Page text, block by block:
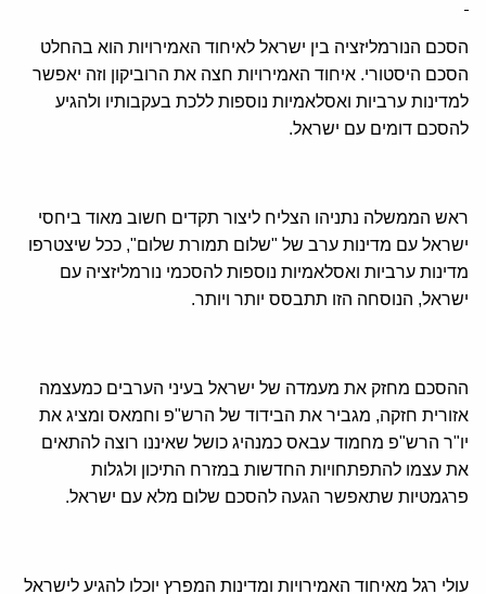
הסכם הנורמליזציה בין ישראל לאיחוד האמירויות הוא בהחלט
הסכם היסטורי. איחוד האמירויות חצה את הרוביקון וזה יאפשר
למדינות ערביות ואסלאמיות נוספות ללכת בעקבותיו ולהגיע
להסכם דומים עם ישראל.
ראש הממשלה נתניהו הצליח ליצור תקדים חשוב מאוד ביחסי
ישראל עם מדינות ערב של "שלום תמורת שלום", ככל שיצטרפו
מדינות ערביות ואסלאמיות נוספות להסכמי נורמליזציה עם
ישראל, הנוסחה הזו תתבסס יותר ויותר.
ההסכם מחזק את מעמדה של ישראל בעיני הערבים כמעצמה
אזורית חזקה, מגביר את הבידוד של הרש"פ וחמאס ומציג את
יו"ר הרש"פ מחמוד עבאס כמנהיג כושל שאיננו רוצה להתאים
את עצמו להתפתחויות החדשות במזרח התיכון ולגלות
פרגמטיות שתאפשר הגעה להסכם שלום מלא עם ישראל.
עולי רגל מאיחוד האמירויות ומדינות המפרץ יוכלו להגיע לישראל